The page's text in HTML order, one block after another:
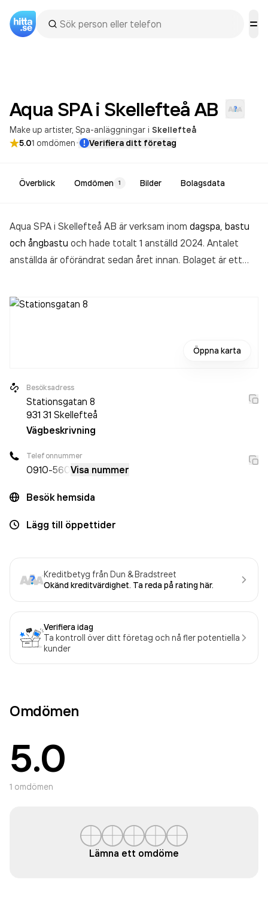
Aqua SPA i Skellefteå AB
Make up artister Spa-anläggningar i Skellefteå
5.01 omdömen· Verifiera ditt företag
Överblick Omdömen 1 Bilder Bolagsdata
Aqua SPA i Skellefteå AB är verksam inom dagspa, bastu
och ångbastu och hade totalt 1 anställd 2024. Antalet
anställda är oförändrat sedan året innan. Bolaget är ett
räkenskapsåret (2024).
Öppna karta
Besöksadress
Stationsgatan 8
931 31 Skellefteå
Vägbeskrivning
Telefonnummer
0910-560 Visa nummer
Besök hemsida
Lägg till öppettider
Kreditbetyg från Dun & Bradstreet
Okänd kreditvärdighet. Ta reda på rating här.
Verifiera idag
Ta kontroll över ditt företag och nå fler potentiella
kunder
Omdömen
5.0
1 omdömen
Lämna ett omdöme